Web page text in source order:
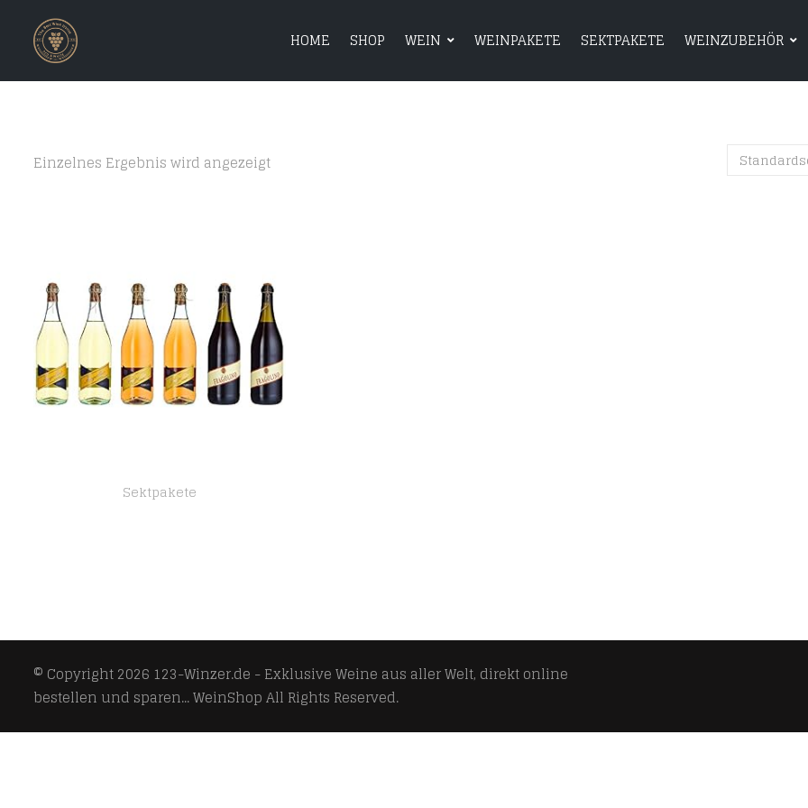
HOME SHOP WEIN WEINPAKETE SEKTPAKETE WEINZUBEHÖR
HOME SHOP WEIN WEINPAKETE
Einzelnes Ergebnis wird angezeigt
Sektpakete
© Copyright 2026 123-Winzer.de - Exklusive Weine aus aller Welt, direkt online
bestellen und sparen... WeinShopAll Rights Reserved.